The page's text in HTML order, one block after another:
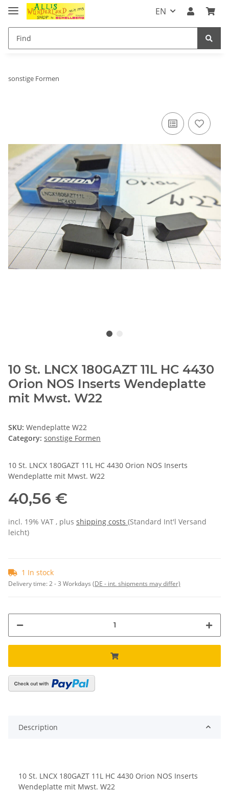
EN
sonstige Formen
10 St. LNCX 180GAZT 11L HC 4430
Orion NOS Inserts Wendeplatte
mit Mwst. W22
SKU: Wendeplatte W22
Category: sonstige Formen
10 St. LNCX 180GAZT 11L HC 4430 Orion NOS Inserts
Wendeplatte mit Mwst. W22
40,56 €
incl. 19% VAT , plus shipping costs (Standard Int'l Versand
leicht)
1 In stock
Delivery time:2 - 3 Workdays (DE - int. shipments may differ)
Description
10 St. LNCX 180GAZT 11L HC 4430 Orion NOS Inserts
Wendeplatte mit Mwst. W22